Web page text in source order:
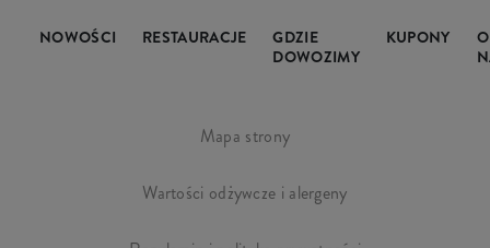
NOWOŚCI RESTAURACJE
GDZIE
DOWOZIMY
KUPONY
O
Mapa strony
Wartości odżywcze i alergeny